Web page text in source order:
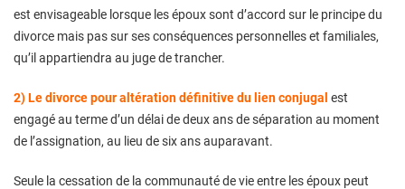
est envisageable lorsque les époux sont d’accord sur le principe du
divorce mais pas sur ses conséquences personnelles et familiales,
qu’il appartiendra au juge de trancher.
2) Le divorce pour altération définitive du lien conjugal est
engagé au terme d’un délai de deux ans de séparation au moment
de l’assignation, au lieu de six ans auparavant.
Seule la cessation de la communauté de vie entre les époux peut